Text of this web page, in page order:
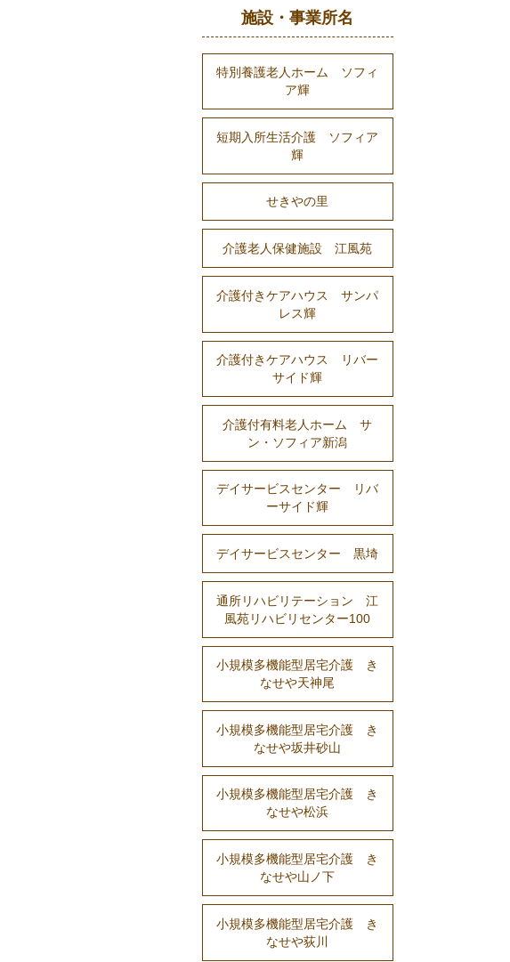
施設・事業所名
特別養護老人ホーム ソフィ
ア輝
短期入所生活介護 ソフィア
輝
せきやの里
介護老人保健施設 江風苑
介護付きケアハウス サンパ
レス輝
介護付きケアハウス リバー
サイド輝
介護付有料老人ホーム サ
ン・ソフィア新潟
デイサービスセンター リバ
ーサイド輝
デイサービスセンター 黒埼
通所リハビリテーション 江
風苑リハビリセンター100
小規模多機能型居宅介護 き
なせや天神尾
小規模多機能型居宅介護 き
なせや坂井砂山
小規模多機能型居宅介護 き
なせや松浜
小規模多機能型居宅介護 き
なせや山ノ下
小規模多機能型居宅介護 き
なせや荻川